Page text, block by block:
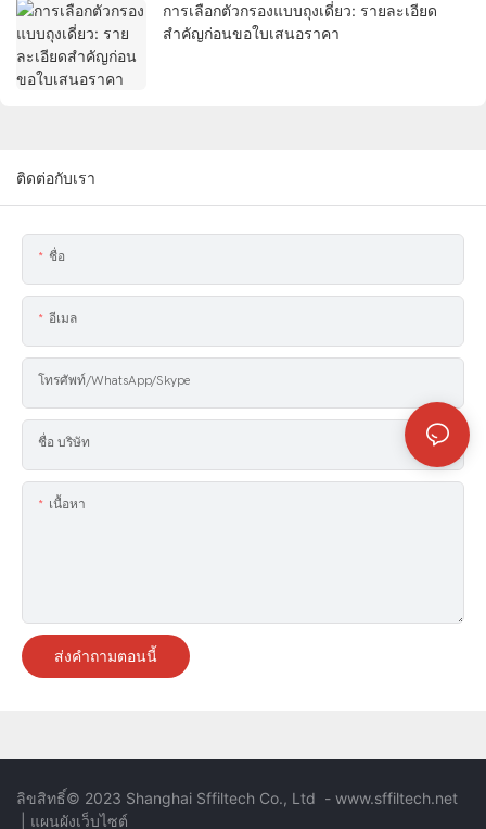
การเลือกตัวกรองแบบถุงเดี่ยว: รายละเอียด
สำคัญก่อนขอใบเสนอราคา
ติดต่อกับเรา
ชื่อ
อีเมล
โทรศัพท์/WhatsApp/Skype
ชื่อ บริษัท
เนื้อหา
ส่งคำถามตอนนี้
ลิขสิทธิ์© 2023 Shanghai Sffiltech Co., Ltd - www.sffiltech.net
แผนผังเว็บไซต์